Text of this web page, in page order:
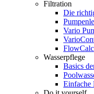
Filtration
Die
Vario
FlowCalc
Wasserpflege
Basics
Einfache